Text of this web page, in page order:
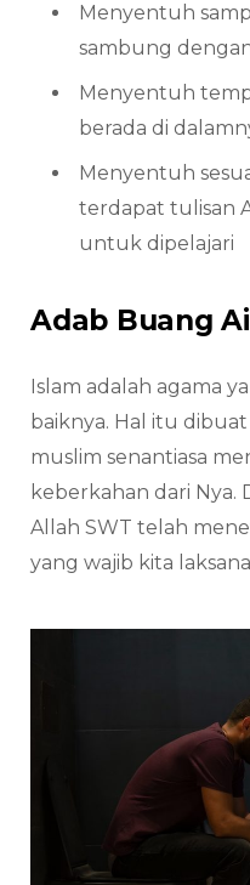
Menyentuh
sambung
Menyentuh
berada di
Menyentuh
terdapat tulisan
untuk dipelajari
Adab Buang
Islam adalah agama
baiknya. Hal itu
muslim senantiasa
keberkahan dari Nya.
Allah SWT telah
yang wajib kita